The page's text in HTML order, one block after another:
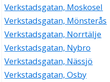
Fyrismalm Förvaltnings KB
Verkstadsgatan 8, 75323 Uppsala
Aros Snickeri AB
Martin Karlsson
Verkstadsgatan 8, 75323 Uppsala
Verkstadsgatan, Moskosel
Verkstadsgatan, Mönsterås
Verkstadsgatan, Norrtälje
Verkstadsgatan, Nybro
Verkstadsgatan, Nässjö
Verkstadsgatan, Osby